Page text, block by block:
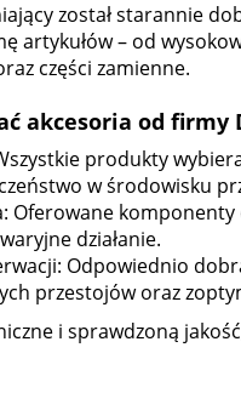
został starannie
artykułów – od
części zamienne.
akcesoria od firmy
produkty
w środowisku
Oferowane
działanie.
Odpowiednio
przestojów oraz
i sprawdzoną